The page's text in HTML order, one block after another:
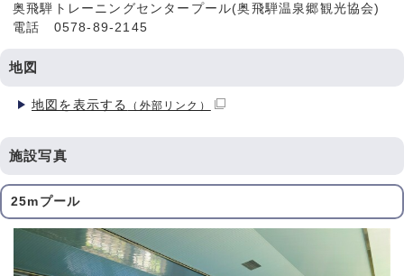
奥飛騨トレーニングセンタープール(奥飛騨温泉郷観光協会)
電話 0578-89-2145
地図
地図を表示する （外部リンク）
施設写真
25mプール